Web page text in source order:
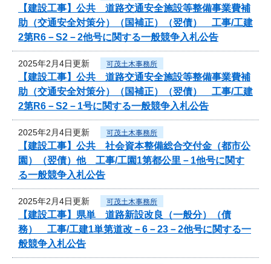
【建設工事】公共 道路交通安全施設等整備事業費補
助（交通安全対策分）（国補正）（翌債） 工事/工建
2第R6－S2－2他号に関する一般競争入札公告
2025年2月4日更新 可茂土木事務所
【建設工事】公共 道路交通安全施設等整備事業費補
助（交通安全対策分）（国補正）（翌債） 工事/工建
2第R6－S2－1号に関する一般競争入札公告
2025年2月4日更新 可茂土木事務所
【建設工事】公共 社会資本整備総合交付金（都市公
園）（翌債）他 工事/工園1第都公里－1他号に関す
る一般競争入札公告
2025年2月4日更新 可茂土木事務所
【建設工事】県単 道路新設改良（一般分）（債
務） 工事/工建1単第道改－6－23－2他号に関する一
般競争入札公告